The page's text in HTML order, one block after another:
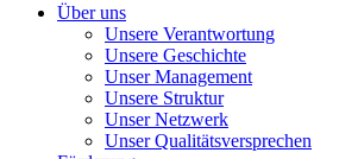
Über uns
Unsere Verantwortung
Unsere Geschichte
Unser Management
Unsere Struktur
Unser Netzwerk
Unser Qualitätsversprechen